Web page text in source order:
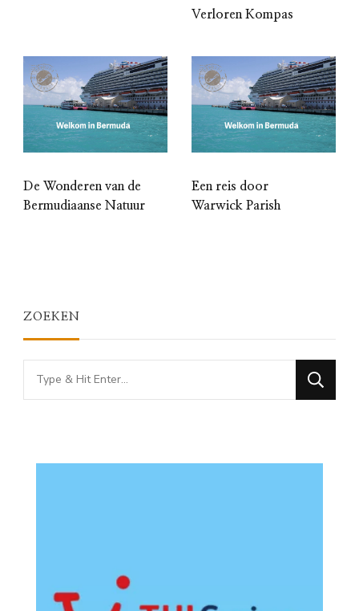
Verloren Kompas
De Wonderen van de
Bermudiaanse Natuur
Een reis door
Warwick Parish
ZOEKEN
Looking
for